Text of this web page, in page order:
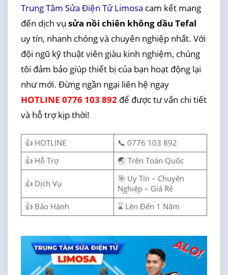
Trung Tâm Sửa Điện Tử Limosa cam kết mang
đến dịch vụ sửa nồi chiên không dầu Tefal
uy tín, nhanh chóng và chuyên nghiệp nhất. Với
đội ngũ kỹ thuật viên giàu kinh nghiệm, chúng
tôi đảm bảo giúp thiết bị của bạn hoạt động lại
như mới. Đừng ngần ngại liên hệ ngay
HOTLINE 0776 103 892để được tư vấn chi tiết
và hỗ trợ kịp thời!
👍 HOTLINE
📞 0776 103 892
👍 Hỗ Trợ
🌏 Trên Toàn Quốc
👍 Dịch Vụ
🎯 Uy Tín – Chuyên
Nghiệp – Giá Rẻ
👍 Bảo Hành
⌛ Lên Đến 1 Năm